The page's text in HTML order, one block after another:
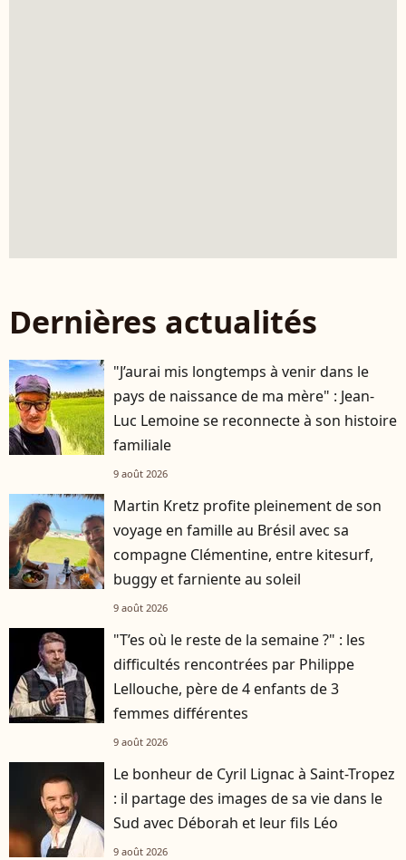
Dernières actualités
"J’aurai mis longtemps à venir dans le
pays de naissance de ma mère" : Jean-
Luc Lemoine se reconnecte à son histoire
familiale
9 août 2026
Martin Kretz profite pleinement de son
voyage en famille au Brésil avec sa
compagne Clémentine, entre kitesurf,
buggy et farniente au soleil
9 août 2026
"T’es où le reste de la semaine ?" : les
difficultés rencontrées par Philippe
Lellouche, père de 4 enfants de 3
femmes différentes
9 août 2026
Le bonheur de Cyril Lignac à Saint-Tropez
: il partage des images de sa vie dans le
Sud avec Déborah et leur fils Léo
9 août 2026